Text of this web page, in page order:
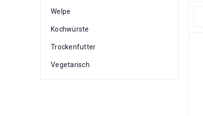
Welpe
Kochwürste
Trockenfutter
Vegetarisch